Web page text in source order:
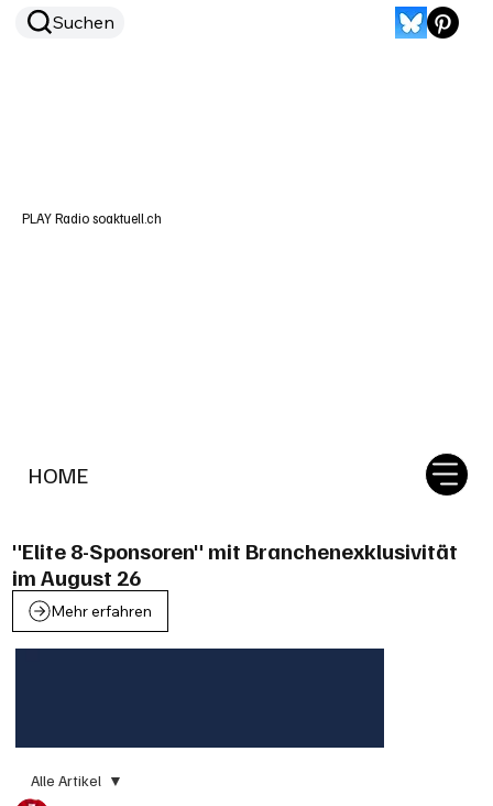
HOME
Suchen
PLAY Radio soaktuell.ch
"Elite 8-Sponsoren" mit Branchenexklusivität
im August 26
Mehr erfahren
Alle Artikel